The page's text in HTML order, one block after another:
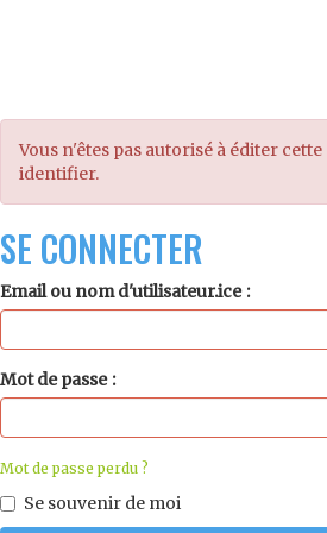
Vous n'êtes pas autorisé à éditer
identifier.
SE CONNECTER
Email ou nom d'utilisateur.ice
Mot de passe
Mot de passe perdu ?
Se souvenir de moi